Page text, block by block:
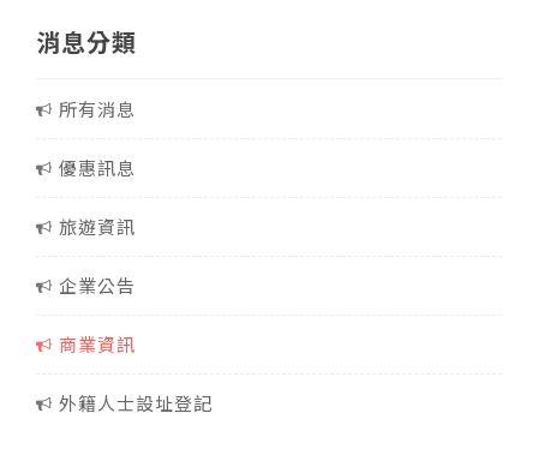
消息分類
所有消息
優惠訊息
旅遊資訊
企業公告
商業資訊
外籍人士設址登記